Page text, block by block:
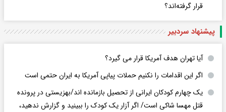
قرار گرفته‌اند؟
پیشنهاد سردبیر
آیا تهران هدف آمریکا قرار می گیرد؟
اگر این اقدامات را نکنیم حملات پیاپی آمریکا به ایران حتمی است
یک چهارم کودکان ایرانی از تحصیل بازمانده اند/بهزیستی در پرونده
قتل مهسا شاکی است/ اگر آزار یک کودک را ببینید و گزارش ندهید،